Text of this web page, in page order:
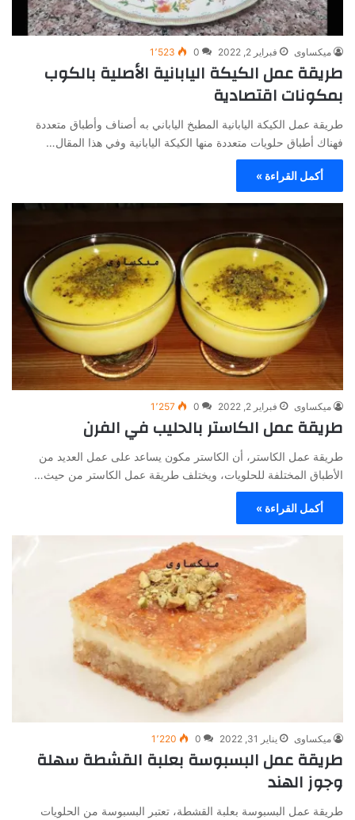
ميكساوى فبراير 2, 2022 0 1٬523
طريقة عمل الكيكة اليابانية الأصلية بالكوب
بمكونات اقتصادية
طريقة عمل الكيكة اليابانية المطبخ الياباني به أصناف وأطباق متعددة
فهناك أطباق حلويات متعددة منها الكيكة اليابانية وفي هذا المقال…
أكمل القراءة »
ميكساوى فبراير 2, 2022 0 1٬257
طريقة عمل الكاستر بالحليب في الفرن
طريقة عمل الكاستر، أن الكاستر مكون يساعد على عمل العديد من
الأطباق المختلفة للحلويات، ويختلف طريقة عمل الكاستر من حيث…
أكمل القراءة »
ميكساوى يناير 31, 2022 0 1٬220
طريقة عمل البسبوسة بعلبة القشطة سهلة
وجوز الهند
طريقة عمل البسبوسة بعلبة القشطة، تعتبر البسبوسة من الحلويات